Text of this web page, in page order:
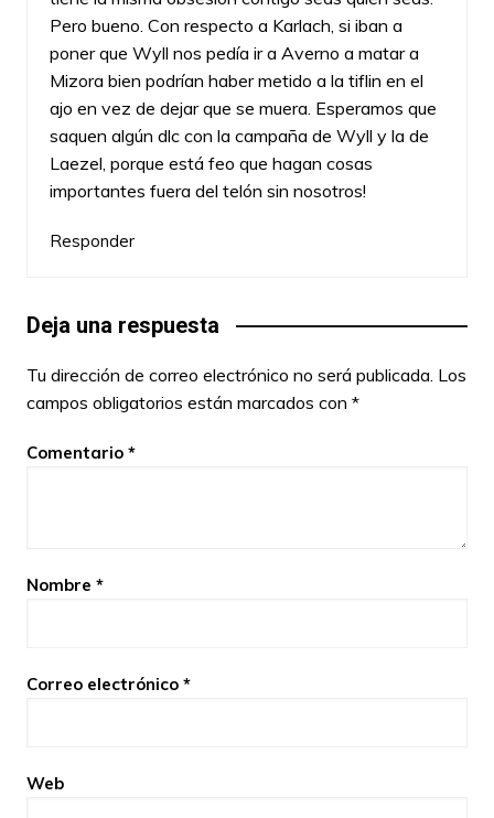
Pero bueno. Con respecto a Karlach, si iban a
poner que Wyll nos pedía ir a Averno a matar a
Mizora bien podrían haber metido a la tiflin en el
ajo en vez de dejar que se muera. Esperamos que
saquen algún dlc con la campaña de Wyll y la de
Laezel, porque está feo que hagan cosas
importantes fuera del telón sin nosotros!
Responder
Deja una respuesta
Tu dirección de correo electrónico no será publicada. Los
campos obligatorios están marcados con *
Comentario *
Nombre *
Correo electrónico *
Web